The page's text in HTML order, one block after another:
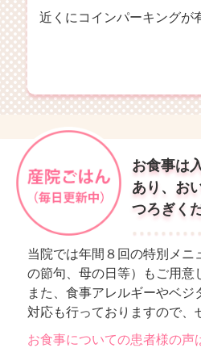
近くにコインパーキングが
お食事は
あり、お
つろぎく
当院では年間８回の特別メニ
の節句、母の日等）もご用意
また、食事アレルギーやベジ
対応も行っておりますので、
お食事についての患者様の声